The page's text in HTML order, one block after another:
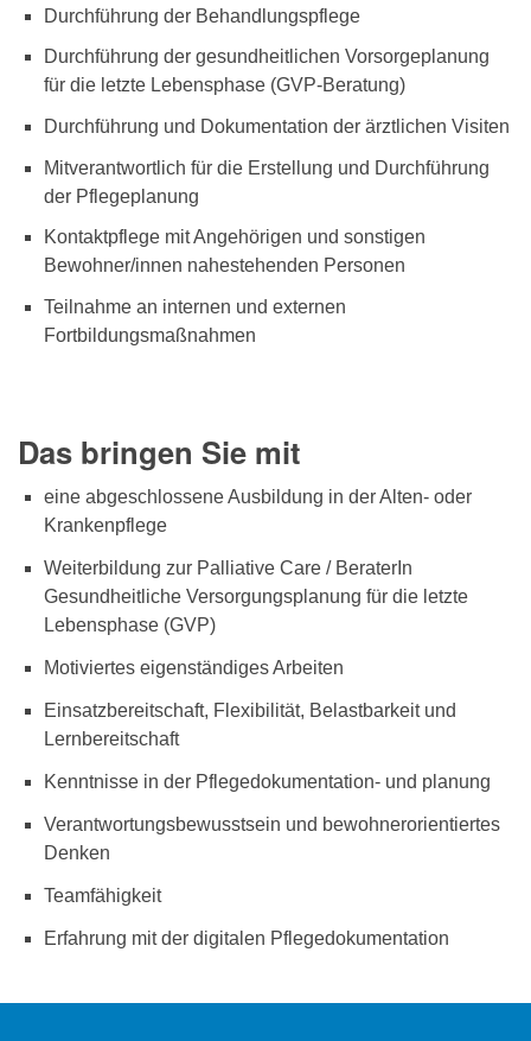
Durchführung der Behandlungspflege
Durchführung der gesundheitlichen Vorsorgeplanung
für die letzte Lebensphase (GVP-Beratung)
Durchführung und Dokumentation der ärztlichen Visiten
Mitverantwortlich für die Erstellung und Durchführung
der Pflegeplanung
Kontaktpflege mit Angehörigen und sonstigen
Bewohner/innen nahestehenden Personen
Teilnahme an internen und externen
Fortbildungsmaßnahmen
Das bringen Sie mit
eine abgeschlossene Ausbildung in der Alten- oder
Krankenpflege
Weiterbildung zur Palliative Care / BeraterIn
Gesundheitliche Versorgungsplanung für die letzte
Lebensphase (GVP)
Motiviertes eigenständiges Arbeiten
Einsatzbereitschaft, Flexibilität, Belastbarkeit und
Lernbereitschaft
Kenntnisse in der Pflegedokumentation- und planung
Verantwortungsbewusstsein und bewohnerorientiertes
Denken
Teamfähigkeit
Erfahrung mit der digitalen Pflegedokumentation